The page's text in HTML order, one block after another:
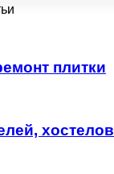
плитки